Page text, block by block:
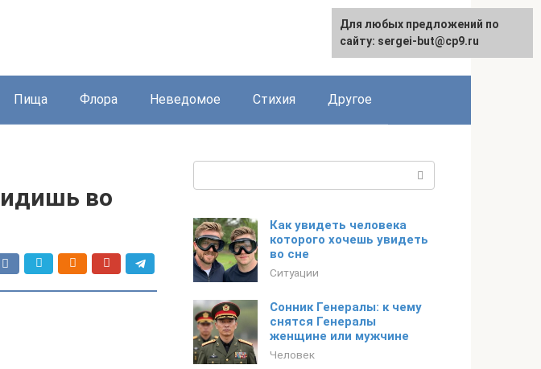
Пища Флора Неведомое Стихия Другое
во
Как увидеть человека
которого хочешь увидеть
во сне
Ситуации
Сонник Генералы: к чему
снятся Генералы
женщине или мужчине
Человек
Для любых предложений по
сайту: sergei-but@cp9.ru